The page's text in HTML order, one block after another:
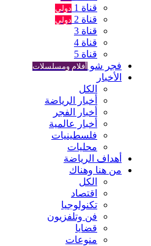
قناة 1 دولي
قناة 2 دولي
قناة 3
قناة 4
قناة 5
فجر شو أفلام ومسلسلات
الأخبار
الكل
أخبار الرياضة
أخبار الفجر
أخبار عالمية
فلسطينيات
محليات
أهداف الرياضة
من هنا وهناك
الكل
اقتصاد
تكنولوجيا
فن وتلفزيون
قضايا
منوعات